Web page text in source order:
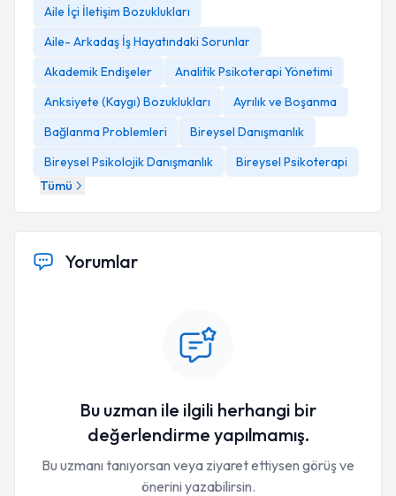
Aile İçi İletişim Bozuklukları
Aile- Arkadaş İş Hayatındaki Sorunlar
Akademik Endişeler
Analitik Psikoterapi Yönetimi
Anksiyete (Kaygı) Bozuklukları
Ayrılık ve Boşanma
Bağlanma Problemleri
Bireysel Danışmanlık
Bireysel Psikolojik Danışmanlık
Bireysel Psikoterapi
Tümü
Yorumlar
Bu uzman ile ilgili herhangi bir
değerlendirme yapılmamış.
Bu uzmanı tanıyorsan veya ziyaret ettiysen görüş ve
önerini yazabilirsin.